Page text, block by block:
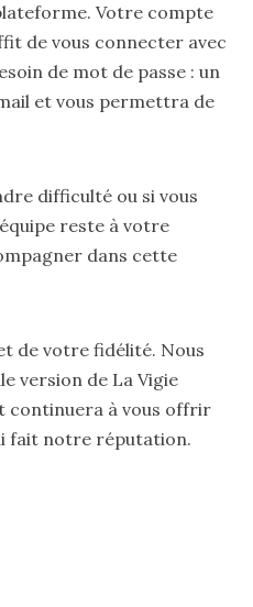
Votre compte
de vous connecter avec
de mot de passe : un
et vous permettra de
difficulté ou si vous
reste à votre
dans cette
de votre fidélité. Nous
version de La Vigie
continuera à vous offrir
fait notre réputation.